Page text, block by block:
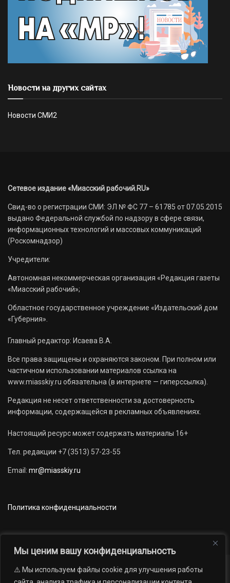
Мы ценим вашу конфиденциальность
⚠️ Мы используем файлы cookie для улучшения работы
Новости на других сайтах
Новости СМИ2
Сетевое издание «Миасский рабочий.RU»
Свид-во о регистрации СМИ: ЭЛ № ФС 77 – 61785 от 07.05.2015
выдано Федеральной службой по надзору в сфере связи,
информационных технологий и массовых коммуникаций
(Роскомнадзор)
Учредители:
Автономная некоммерческая организация «Редакция газеты
«Миасский рабочий»;
Областное государственное учреждение «Издательский дом
«Губерния».
Главный редактор: Исаева В.А.
Все права защищены и охраняются законом. При полном или
частичном использовании материалов ссылка на
www.miasskiy.ru обязательна (в интернете — гиперссылка).
Редакция не несет ответственности за достоверность
информации, содержащейся в рекламных объявлениях.
Настоящий ресурс может содержать материалы 16+
Тел. редакции +7 (3513) 57-23-55
Email: mr@miasskiy.ru
Политика конфиденциальности
Новости Наши проекты
Официально